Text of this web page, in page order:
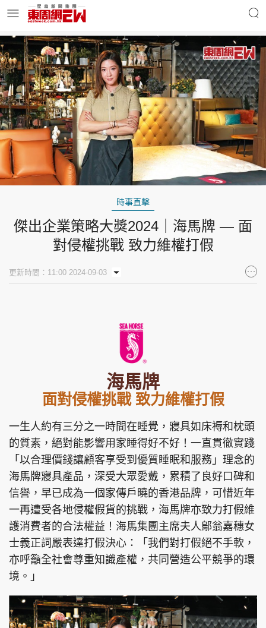
明星名人 時事財經
東周Ladies 優享生活
東周食玩通
玄學靈異 東周專欄
cazbuyer
PCM 電腦廣場 星島頭條 星島日報
親子王 Oh!爸媽 JobMarket
時事直擊
傑出企業策略大獎2024｜海馬牌 — 面
對侵權挑戰 致力維權打假
更新時間：11:00 2024-09-03
海馬牌
面對侵權挑戰 致力維權打假
一生人約有三分之一時間在睡覺，寢具如床褥和枕頭
的質素，絕對能影響用家睡得好不好！一直貫徹實踐
「以合理價錢讓顧客享受到優質睡眠和服務」理念的
海馬牌寢具產品，深受大眾愛戴，累積了良好口碑和
信譽，早已成為一個家傳戶曉的香港品牌，可惜近年
一再遭受各地侵權假貨的挑戰，海馬牌亦致力打假維
護消費者的合法權益！海馬集團主席夫人鄔翁嘉穗女
士義正詞嚴表達打假決心：「我們對打假絕不手軟，
亦呼籲全社會尊重知識產權，共同營造公平競爭的環
境。」